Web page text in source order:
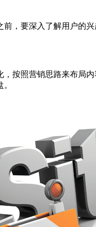
，要深入了解用户的兴
按照营销思路来布局